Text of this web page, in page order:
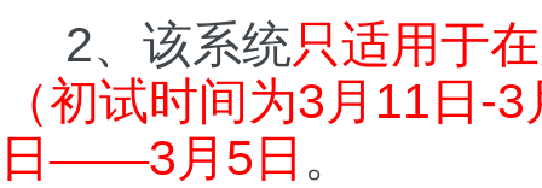
2、该系统只适用于
（初试时间为3 月 11 日 -3
日——3 月 5 日 。